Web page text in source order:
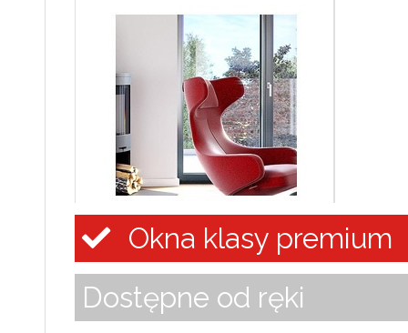
Okna klasy premium
Dostępne od ręki